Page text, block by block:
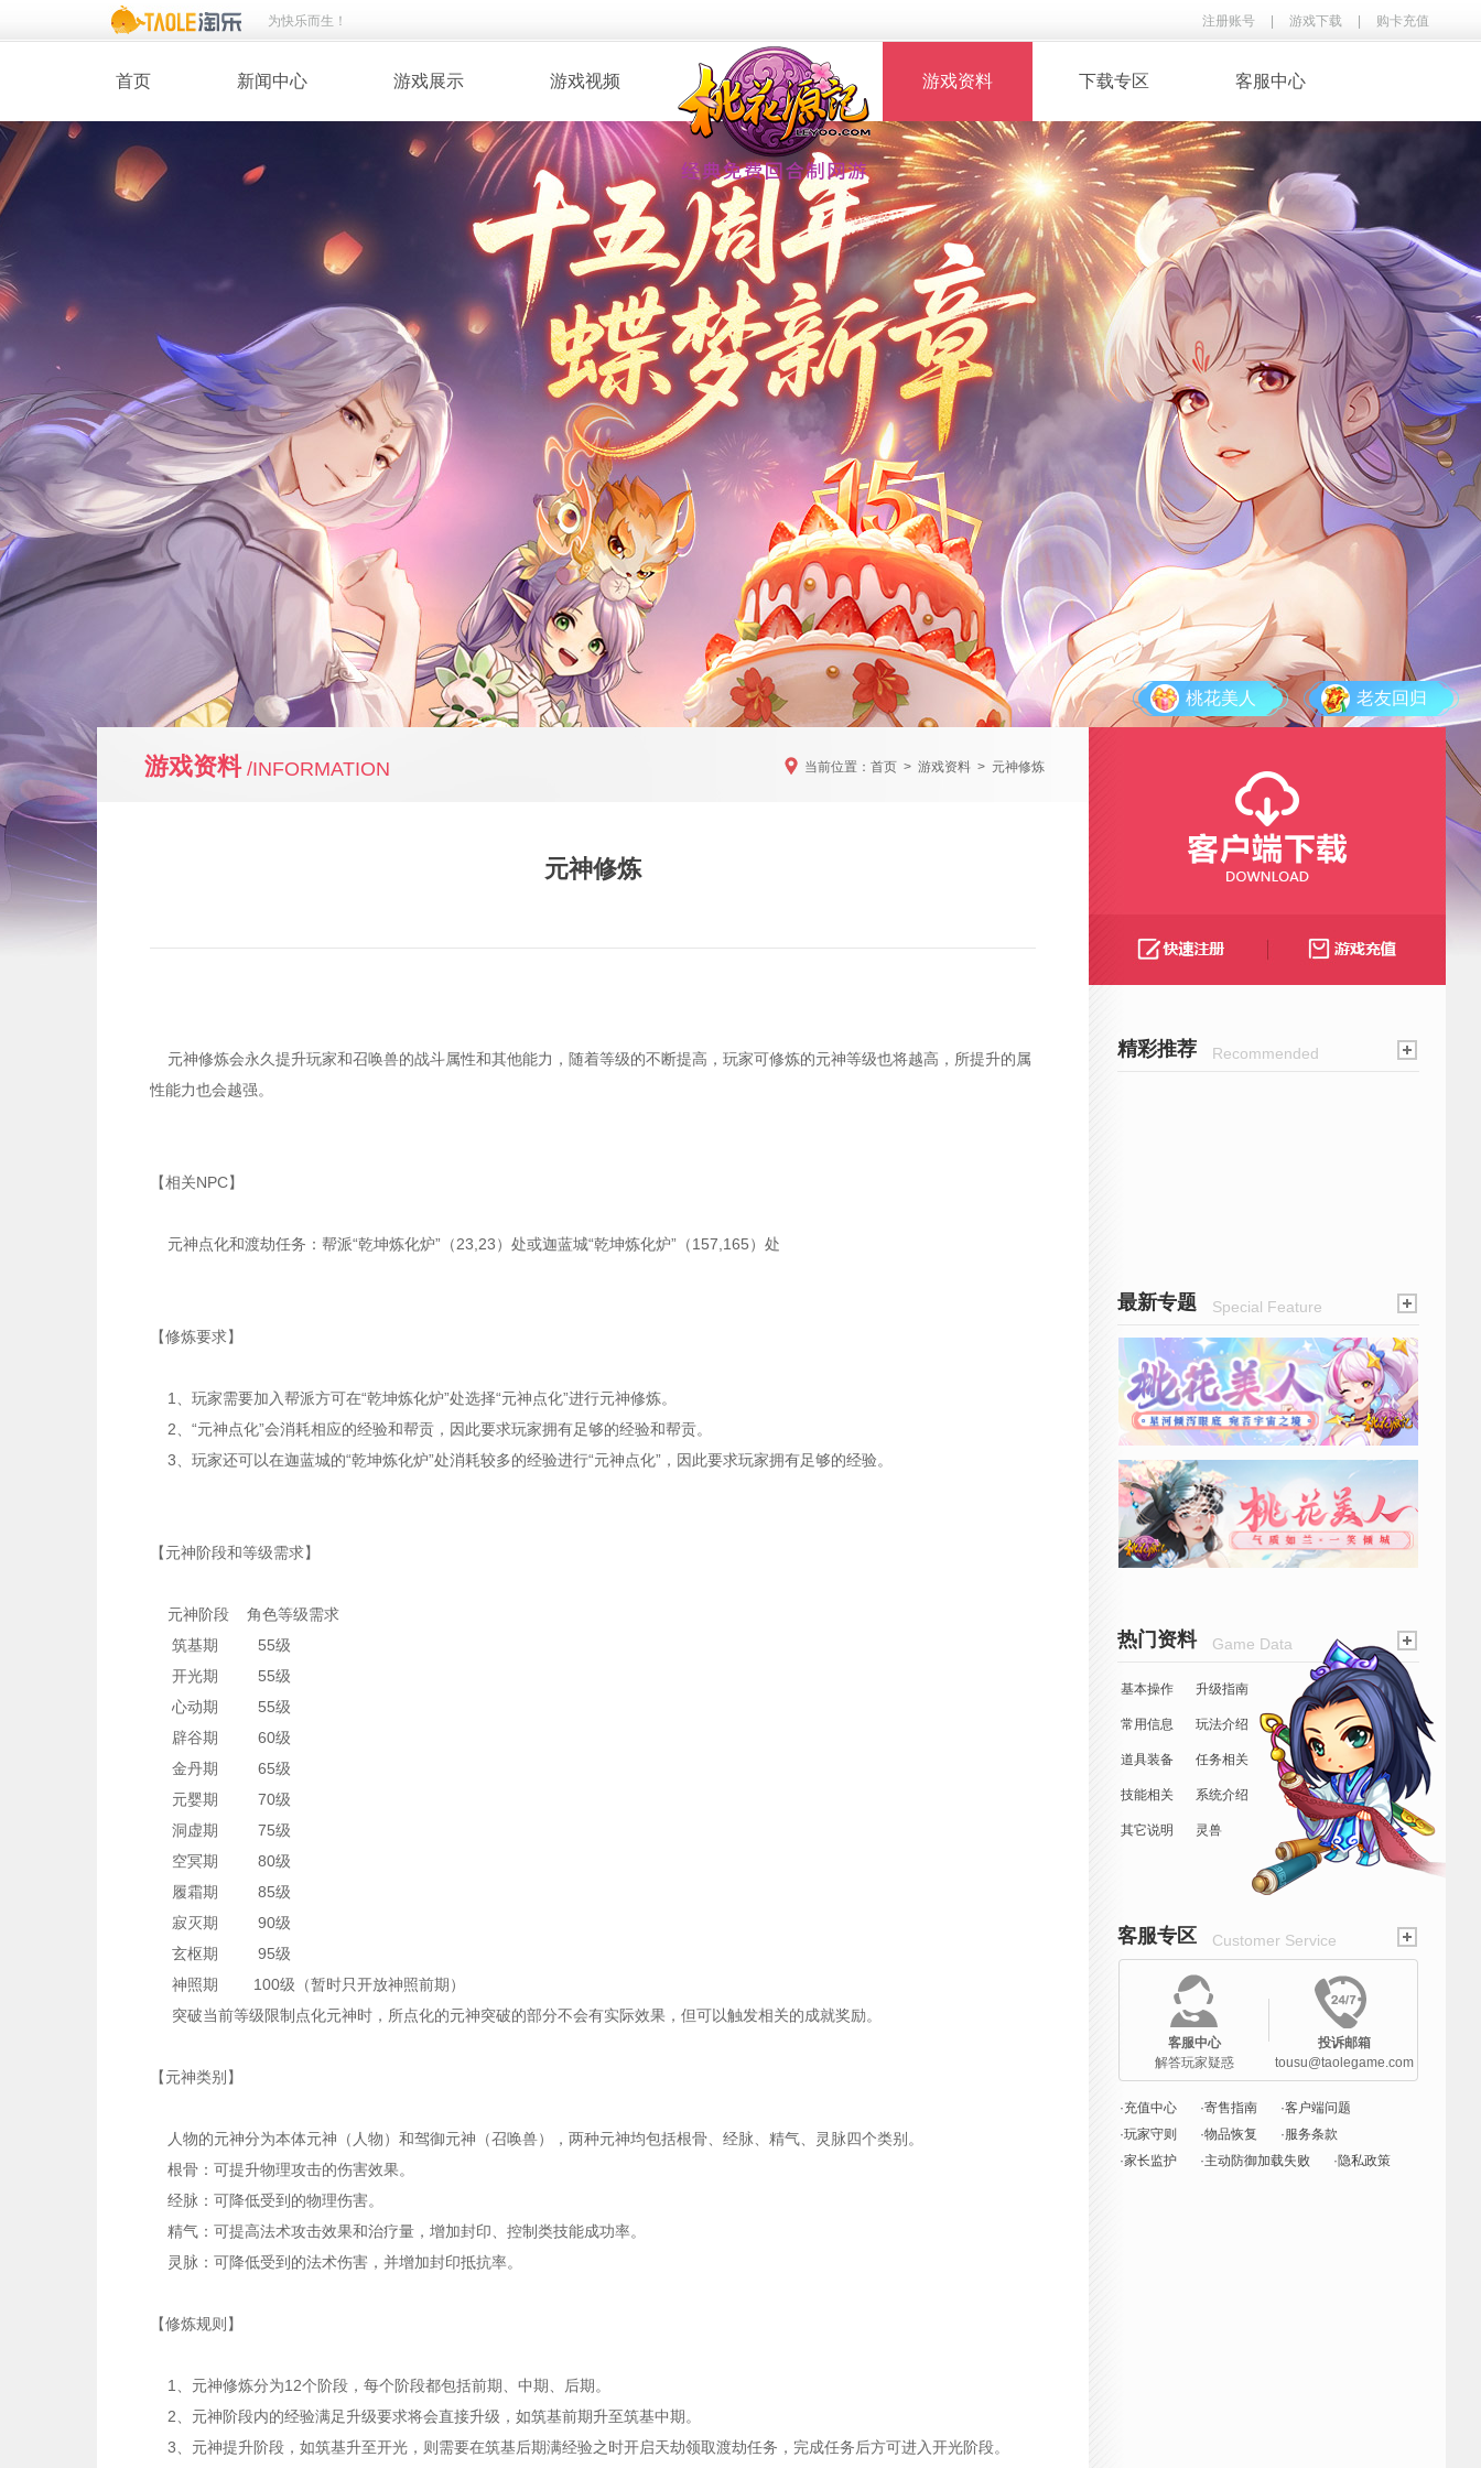
为快乐而生！ 注册账号 游戏下载 购卡充值
首页 新闻中心 游戏展示 游戏视频 客服中心
下载专区
游戏资料
· 维护公告
· 桃花美人
· 桃花服战
· 玩家自制
· 版本CG
· 解说视频
· 录像下载
· 游戏音乐
· 玩家翻唱
· 新手指南
· 资料攻略
· 召唤兽图鉴
老友回归
桃花美人
游戏资料 /INFORMATION 当前位置： 首页 > 游戏资料 > 元神修炼
元神修炼
元神修炼会永久提升玩家和召唤兽的战斗属性和其他能力，随着等级的不断提高，玩家可修炼的元神等级也将越高，所提升的属
性能力也会越强。
【相关NPC】
元神点化和渡劫任务：帮派“乾坤炼化炉”（23,23）处或迦蓝城“乾坤炼化炉”（157,165）处
【修炼要求】
1、玩家需要加入帮派方可在“乾坤炼化炉”处选择“元神点化”进行元神修炼。
2、“元神点化”会消耗相应的经验和帮贡，因此要求玩家拥有足够的经验和帮贡。
3、玩家还可以在迦蓝城的“乾坤炼化炉”处消耗较多的经验进行“元神点化”，因此要求玩家拥有足够的经验。
【元神阶段和等级需求】
元神阶段 角色等级需求
筑基期 55级
开光期 55级
心动期 55级
辟谷期 60级
金丹期 65级
元婴期 70级
洞虚期 75级
空冥期 80级
履霜期 85级
寂灭期 90级
玄枢期 95级
神照期 100级（暂时只开放神照前期）
突破当前等级限制点化元神时，所点化的元神突破的部分不会有实际效果，但可以触发相关的成就奖励。
【元神类别】
人物的元神分为本体元神（人物）和驾御元神（召唤兽），两种元神均包括根骨、经脉、精气、灵脉四个类别。
根骨：可提升物理攻击的伤害效果。
经脉：可降低受到的物理伤害。
精气：可提高法术攻击效果和治疗量，增加封印、控制类技能成功率。
灵脉：可降低受到的法术伤害，并增加封印抵抗率。
【修炼规则】
1、元神修炼分为12个阶段，每个阶段都包括前期、中期、后期。
2、元神阶段内的经验满足升级要求将会直接升级，如筑基前期升至筑基中期。
3、元神提升阶段，如筑基升至开光，则需要在筑基后期满经验之时开启天劫领取渡劫任务，完成任务后方可进入开光阶段。
精彩推荐 Recommended
最新专题 Special Feature
热门资料 Game Data
基本操作 升级指南
常用信息 玩法介绍
道具装备 任务相关
技能相关 系统介绍
其它说明 灵兽
客服专区 Customer Service
客服中心
解答玩家疑惑
投诉邮箱
tousu@taolegame.com
·充值中心 ·寄售指南
·客户端问题
·玩家守则
·物品恢复
·服务条款
·家长监护
·主动防御加载失败 ·隐私政策